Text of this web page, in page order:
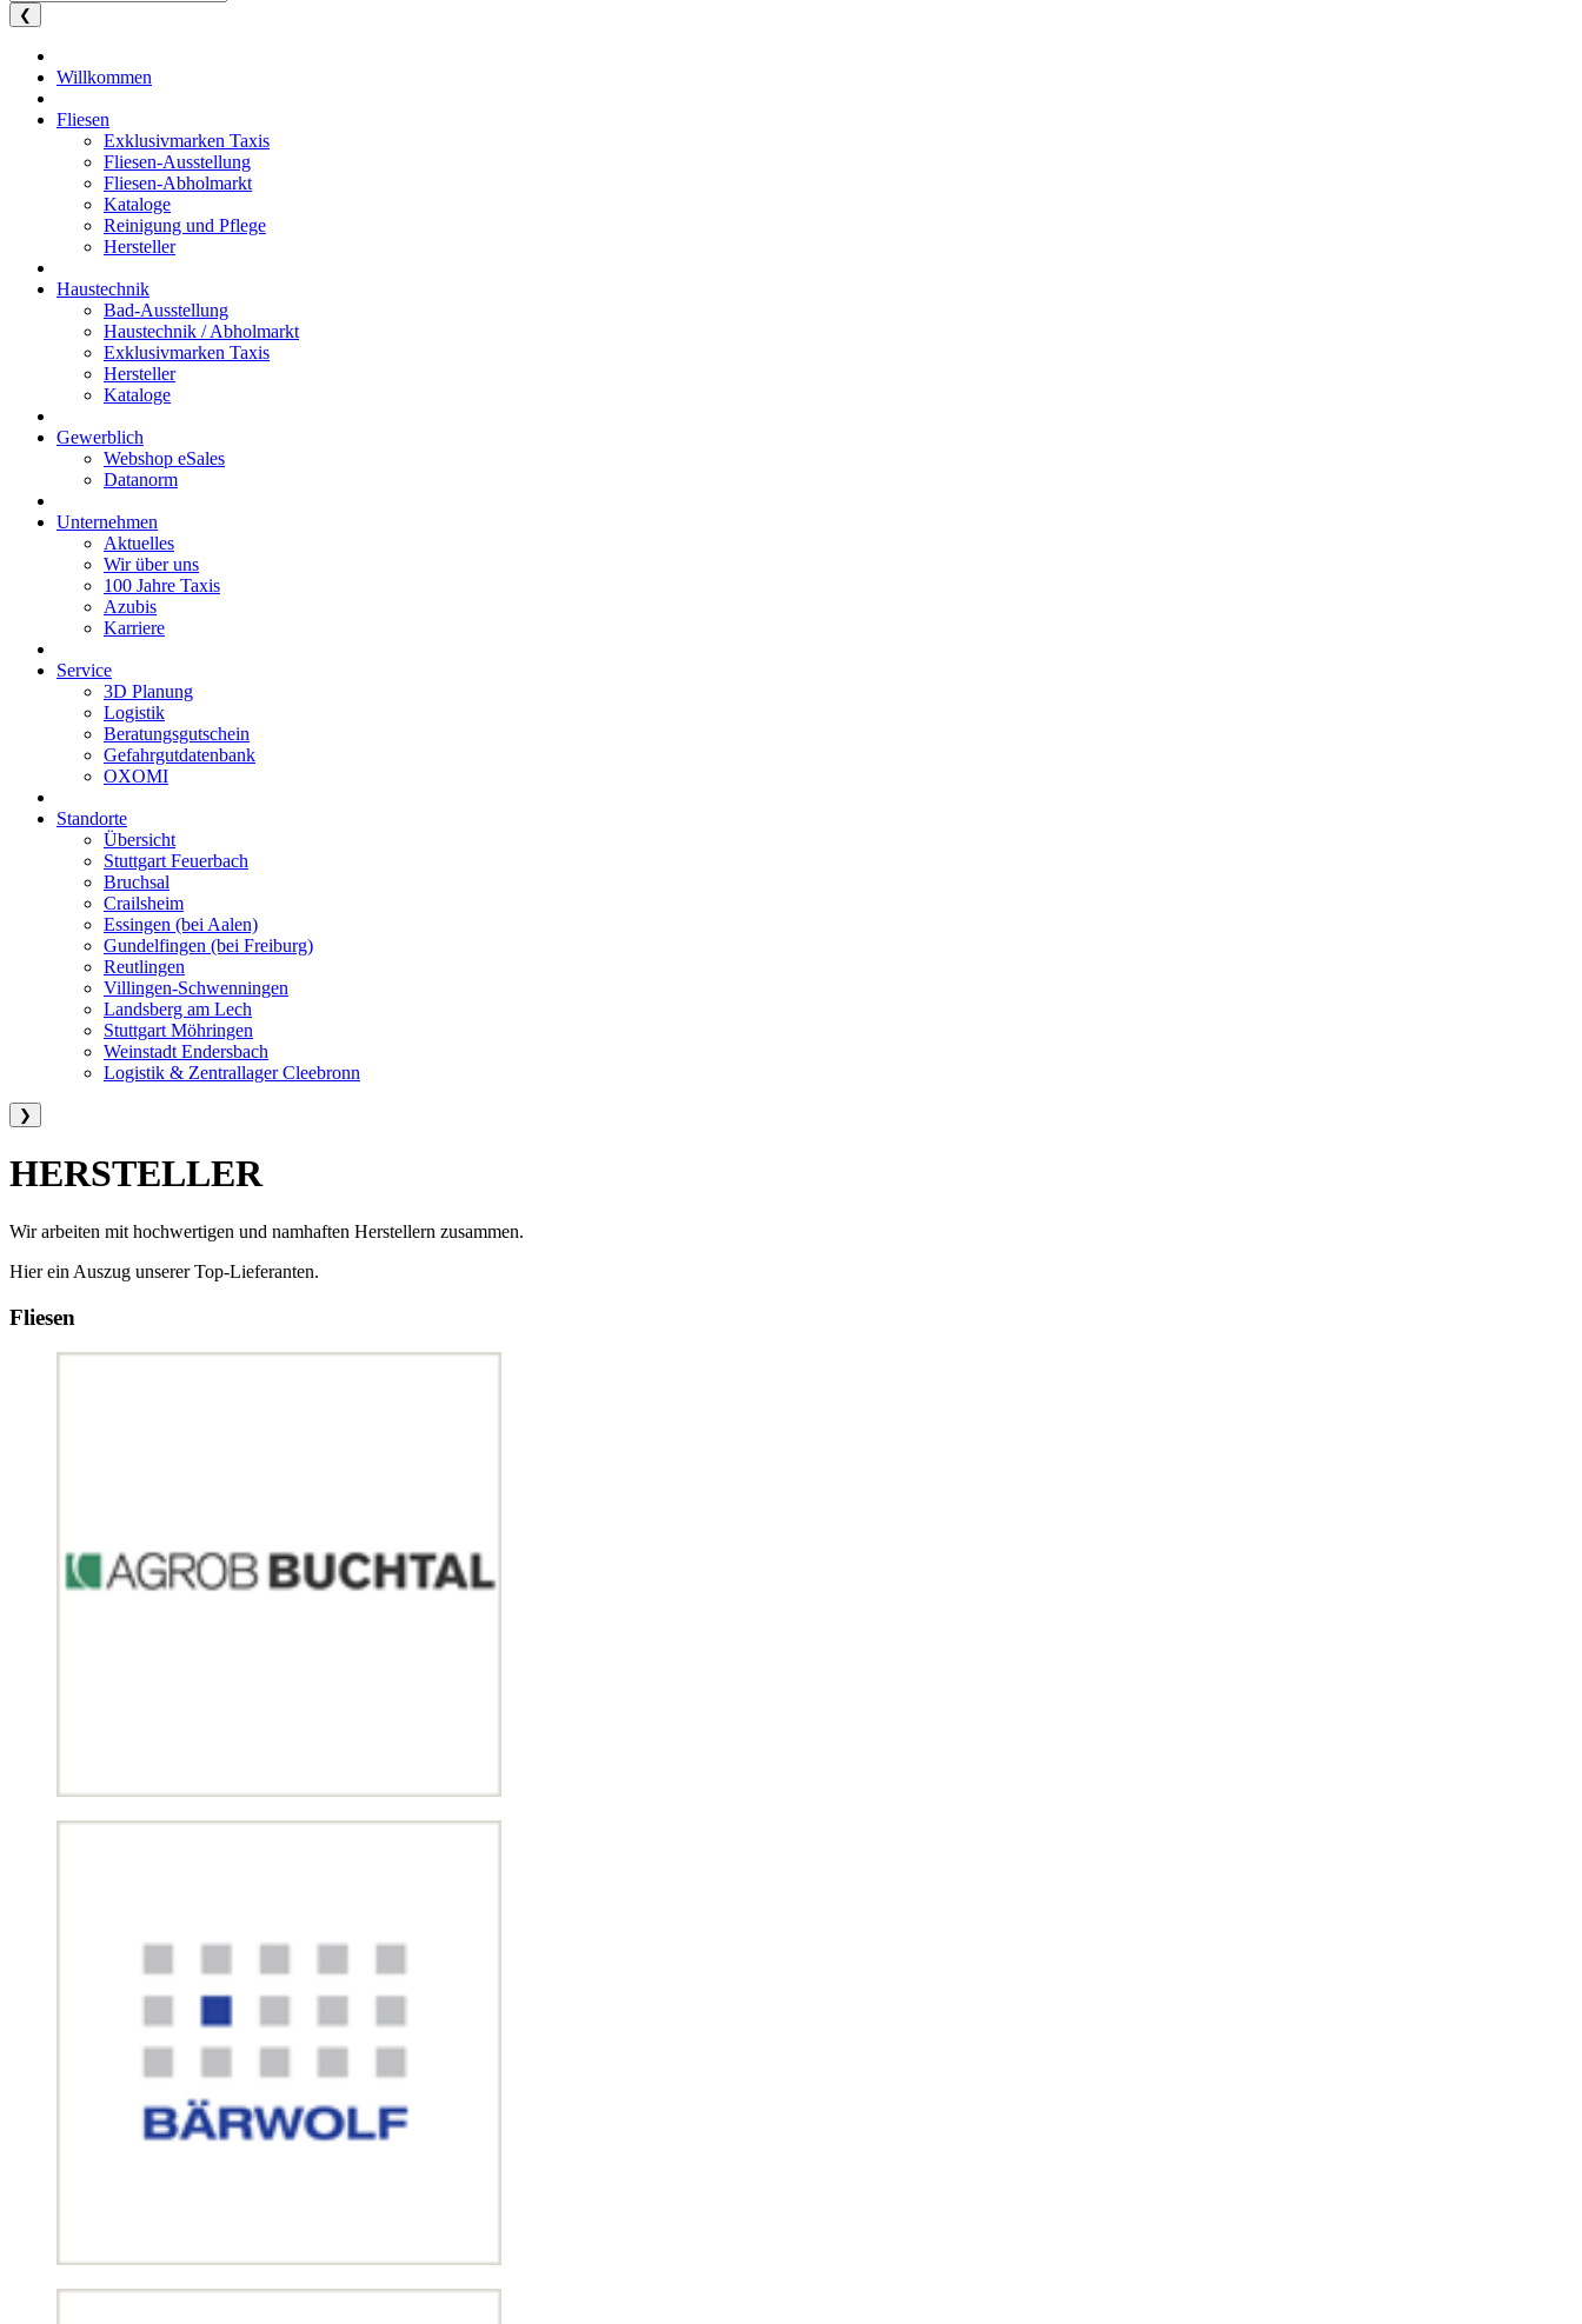
❮
Willkommen
Fliesen
Exklusivmarken Taxis
Fliesen-Ausstellung
Fliesen-Abholmarkt
Kataloge
Reinigung und Pflege
Hersteller
Haustechnik
Bad-Ausstellung
Haustechnik / Abholmarkt
Exklusivmarken Taxis
Hersteller
Kataloge
Gewerblich
Webshop eSales
Datanorm
Unternehmen
Aktuelles
Wir über uns
100 Jahre Taxis
Azubis
Karriere
Service
3D Planung
Logistik
Beratungsgutschein
Gefahrgutdatenbank
OXOMI
Standorte
Übersicht
Stuttgart Feuerbach
Bruchsal
Crailsheim
Essingen (bei Aalen)
Gundelfingen (bei Freiburg)
Reutlingen
Villingen-Schwenningen
Landsberg am Lech
Stuttgart Möhringen
Weinstadt Endersbach
Logistik & Zentrallager Cleebronn
❯
HERSTELLER
Wir arbeiten mit hochwertigen und namhaften Herstellern zusammen.
Hier ein Auszug unserer Top-Lieferanten.
Fliesen